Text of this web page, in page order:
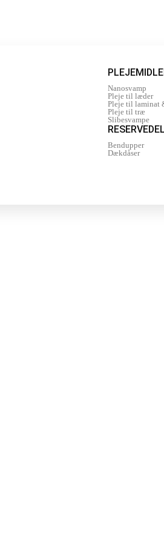
Nanosvamp
Pleje til læder
Pleje til laminat
Pleje til træ
Slibesvampe
Bendupper
Dækdåser